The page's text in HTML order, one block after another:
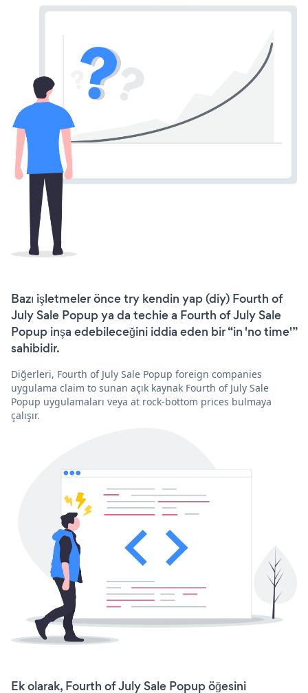
Bazı işletmeler önce try kendin yap (diy) Fourth of
July Sale Popup ya da techie a Fourth of July Sale
Popup inşa edebileceğini iddia eden bir “in 'no time'”
sahibidir.
Diğerleri, Fourth of July Sale Popup foreign companies
uygulama claim to sunan açık kaynak Fourth of July Sale
Popup uygulamaları veya at rock-bottom prices bulmaya
çalışır.
Ek olarak, Fourth of July Sale Popup öğesini